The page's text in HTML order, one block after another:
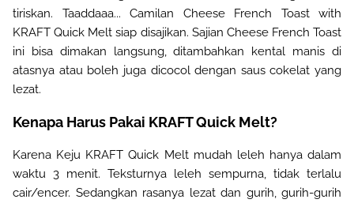
tiriskan. Taaddaaa... Camilan Cheese French Toast with
KRAFT Quick Melt siap disajikan. Sajian Cheese French Toast
ini bisa dimakan langsung, ditambahkan kental manis di
atasnya atau boleh juga dicocol dengan saus cokelat yang
lezat.
Kenapa Harus Pakai KRAFT Quick Melt?
Karena Keju KRAFT Quick Melt mudah leleh hanya dalam
waktu 3 menit. Teksturnya leleh sempurna, tidak terlalu
cair/encer. Sedangkan rasanya lezat dan gurih, gurih-gurih